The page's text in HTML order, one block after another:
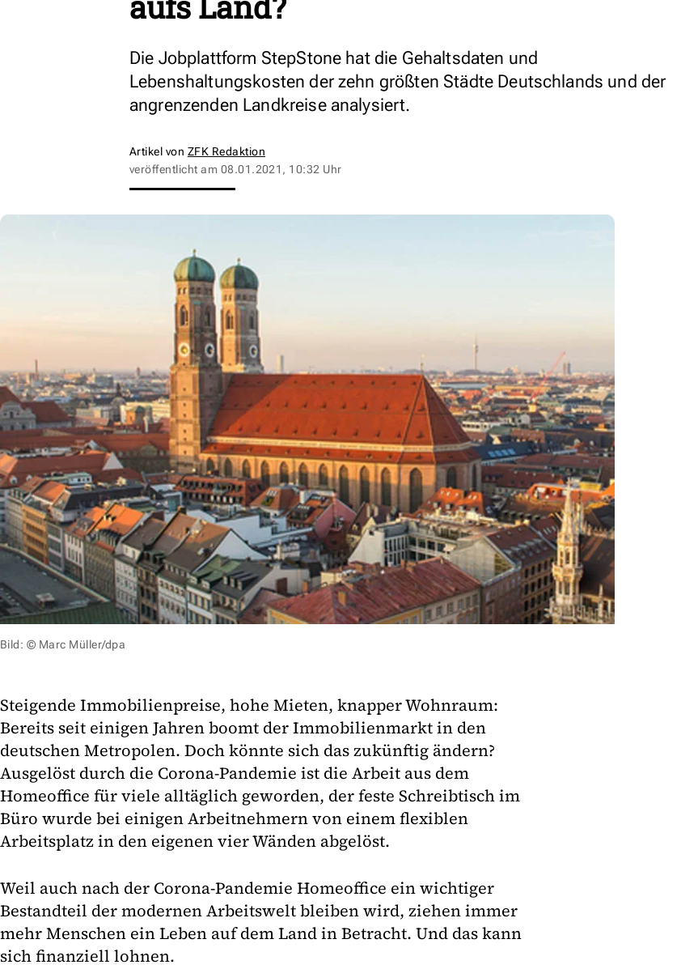
Die Jobplattform StepStone hat die Gehaltsdaten und
Lebenshaltungskosten der zehn größten Städte Deutschlands und der
angrenzenden Landkreise analysiert.
Artikel von ZFK Redaktion
veröffentlicht am 08.01.2021, 10:32 Uhr
Bild: © Marc Müller/dpa
Steigende Immobilienpreise, hohe Mieten, knapper Wohnraum:
Bereits seit einigen Jahren boomt der Immobilienmarkt in den
deutschen Metropolen. Doch könnte sich das zukünftig ändern?
Ausgelöst durch die Corona-Pandemie ist die Arbeit aus dem
Homeoffice für viele alltäglich geworden, der feste Schreibtisch im
Büro wurde bei einigen Arbeitnehmern von einem flexiblen
Arbeitsplatz in den eigenen vier Wänden abgelöst.
Weil auch nach der Corona-Pandemie Homeoffice ein wichtiger
Bestandteil der modernen Arbeitswelt bleiben wird, ziehen immer
mehr Menschen ein Leben auf dem Land in Betracht. Und das kann
sich finanziell lohnen.